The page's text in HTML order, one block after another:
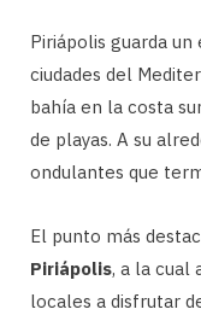
Piriápolis guarda
ciudades del
bahía en la costa
de playas. A su
ondulantes que
El punto más
Piriápolis, a la cual
locales a disfrutar